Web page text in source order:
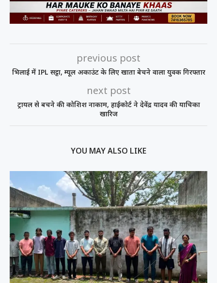
previous post
भिलाई में IPL सट्टा, म्यूल अकाउंट के लिए खाता बेचने वाला युवक गिरफ्तार
next post
ट्रायल से बचने की कोशिश नाकाम, हाईकोर्ट ने देवेंद्र यादव की याचिका
खारिज
YOU MAY ALSO LIKE